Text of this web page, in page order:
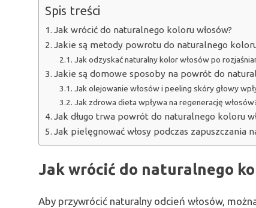
Spis treści
Jak wrócić do naturalnego koloru włosów?
Jakie są metody powrotu do naturalnego
Jak odzyskać naturalny kolor włosów po
Jakie są domowe sposoby na powrót do
Jak olejowanie włosów i peeling skóry głowy
Jak zdrowa dieta wpływa na regenerację
Jak długo trwa powrót do naturalnego koloru
Jak pielęgnować włosy podczas zapuszczania
Jak wrócić do naturalnego
Aby przywrócić naturalny odcień włosów,